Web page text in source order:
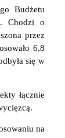
Budżetu
Chodzi o
przez
6,8
się w
łącznie
na